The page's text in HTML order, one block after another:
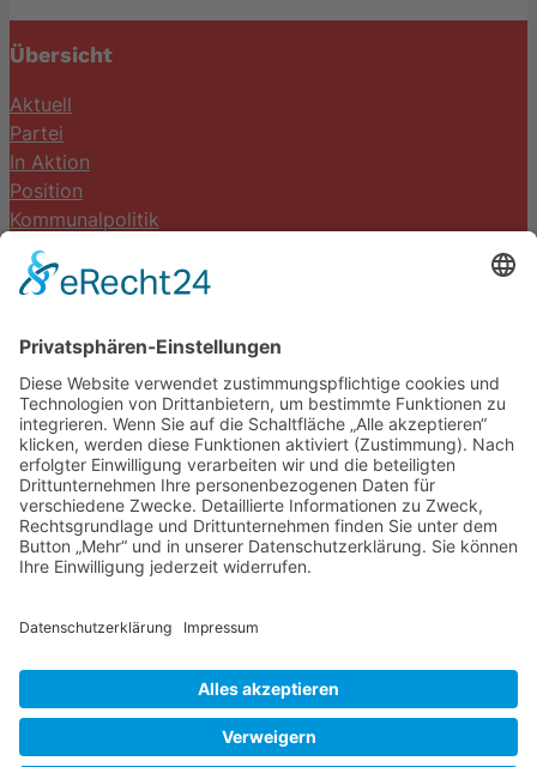
Übersicht
Aktuell
Partei
In Aktion
Position
Kommunalpolitik
Termine
DIE LINKE. Schwalm-Eder
Steingasse 5
34613 Schwalmstadt
Tel.06691 8077899
info@die-linke-schwalm-eder.de
Gesetzliches
Impressum
Cookie-Einstellungen
© 2026 DIE LINKE. Schwalm-Eder